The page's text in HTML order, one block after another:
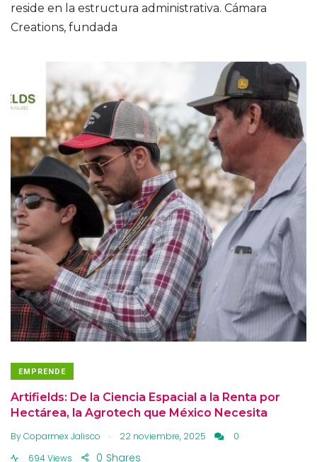
reside en la estructura administrativa. Cámara
Creations, fundada
EMPRENDE
Artifields: De la Ciencia Espacial a la Renta por
Hectárea, la Agrotech que México Necesita
ByCoparmex Jalisco . 22 noviembre, 2025
0
694 Views
Shares
0